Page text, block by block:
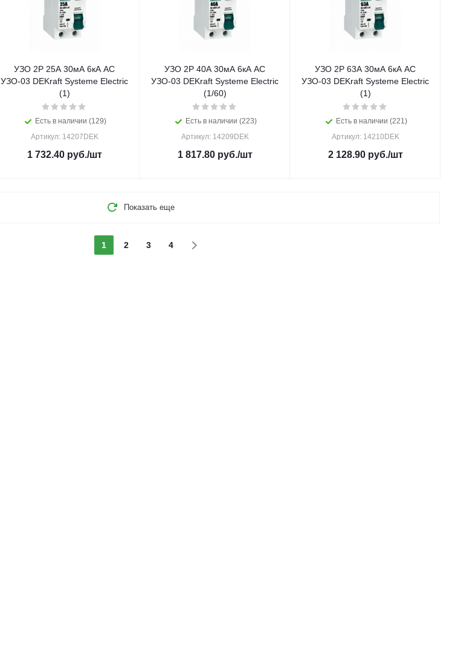
УЗО 2Р 25А 30мА 6кА AC
УЗО-03 DEKraft Systeme Electric
(1)
Есть в наличии (129)
Артикул: 14207DEK
1 732.40руб./шт
УЗО 2Р 40А 30мА 6кА AC
УЗО-03 DEKraft Systeme Electric
(1/60)
Есть в наличии (223)
Артикул: 14209DEK
1 817.80руб./шт
УЗО 2Р 63А 30мА 6кА AC
УЗО-03 DEKraft Systeme Electric
(1)
Есть в наличии (221)
Артикул: 14210DEK
2 128.90руб./шт
Показать еще
1 2 3 4